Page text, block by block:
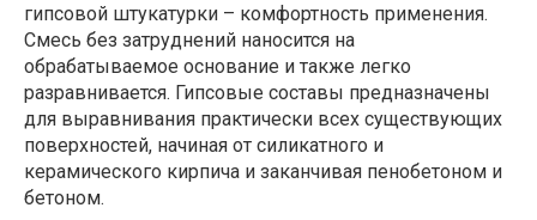
гипсовой штукатурки – комфортность применения.
Смесь без затруднений наносится на
обрабатываемое основание и также легко
разравнивается. Гипсовые составы предназначены
для выравнивания практически всех существующих
поверхностей, начиная от силикатного и
керамического кирпича и заканчивая пенобетоном и
бетоном.